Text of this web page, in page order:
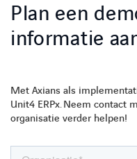
Plan een
informatie
Met Axians als
Unit4 ERPx. Neem contact
organisatie verder helpen!